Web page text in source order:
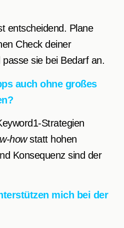
entscheidend. Plane
Check deiner
sie bei Bedarf an.
auch ohne großes
Strategien
howstatt hohen
Konsequenz sind der
mich bei der